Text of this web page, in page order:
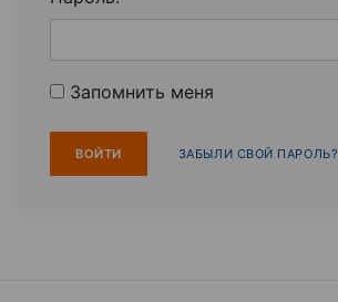
Запомнить меня
ЗАБЫЛИ СВОЙ ПАРОЛЬ?